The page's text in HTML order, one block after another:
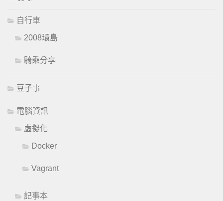
自行車
2008環島
騎乘分享
豆子事
電腦資訊
虛擬化
Docker
Vagrant
記事本